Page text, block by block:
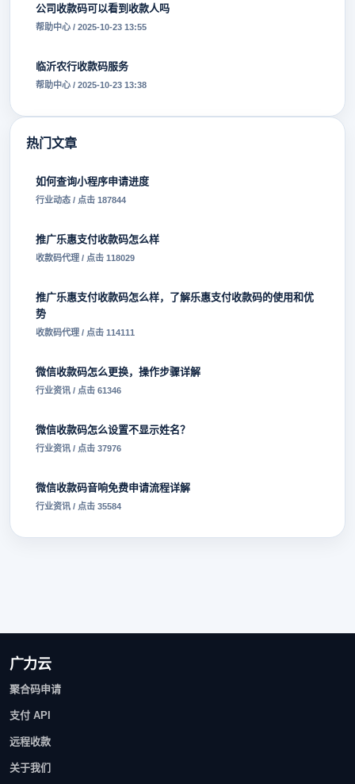
公司收款码可以看到收款人吗
帮助中心 / 2025-10-23 13:55
临沂农行收款码服务
帮助中心 / 2025-10-23 13:38
热门文章
如何查询小程序申请进度
行业动态 / 点击 187844
推广乐惠支付收款码怎么样
收款码代理 / 点击 118029
推广乐惠支付收款码怎么样，了解乐惠支付收款码的使用和优
势
收款码代理 / 点击 114111
微信收款码怎么更换，操作步骤详解
行业资讯 / 点击 61346
微信收款码怎么设置不显示姓名？
行业资讯 / 点击 37976
微信收款码音响免费申请流程详解
行业资讯 / 点击 35584
广力云
聚合码申请
支付 API
远程收款
关于我们